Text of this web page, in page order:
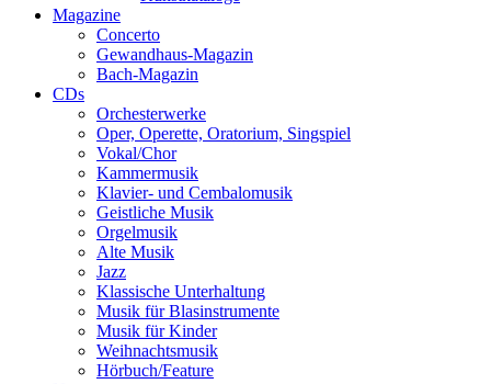
Magazine
Concerto
Gewandhaus-Magazin
Bach-Magazin
CDs
Orchesterwerke
Oper, Operette, Oratorium, Singspiel
Vokal/Chor
Kammermusik
Klavier- und Cembalomusik
Geistliche Musik
Orgelmusik
Alte Musik
Jazz
Klassische Unterhaltung
Musik für Blasinstrumente
Musik für Kinder
Weihnachtsmusik
Hörbuch/Feature